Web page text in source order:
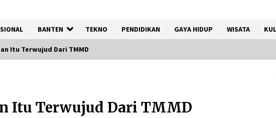
BANTEN TEKNO PENDIDIKAN GAYA HIDUP WISATA
Ikuti ‘Pasti
Selaras dengan Tantangan
Itu Terwujud Dari TMMD
Itu Terwujud Dari TMMD